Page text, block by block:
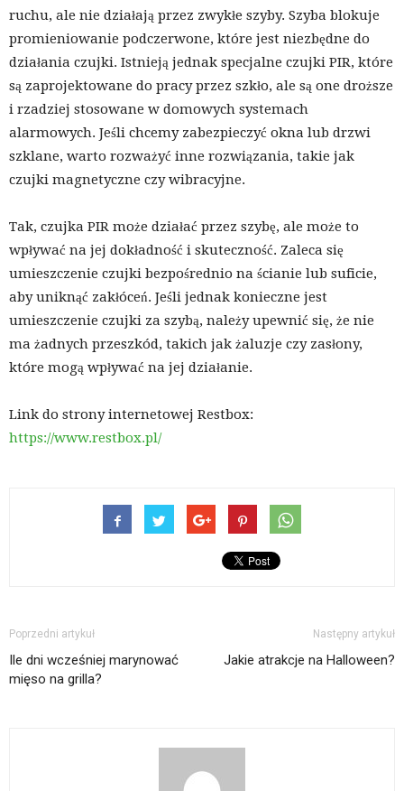
ruchu, ale nie działają przez zwykłe szyby. Szyba blokuje
promieniowanie podczerwone, które jest niezbędne do
działania czujki. Istnieją jednak specjalne czujki PIR, które
są zaprojektowane do pracy przez szkło, ale są one droższe
i rzadziej stosowane w domowych systemach
alarmowych. Jeśli chcemy zabezpieczyć okna lub drzwi
szklane, warto rozważyć inne rozwiązania, takie jak
czujki magnetyczne czy wibracyjne.
Tak, czujka PIR może działać przez szybę, ale może to
wpływać na jej dokładność i skuteczność. Zaleca się
umieszczenie czujki bezpośrednio na ścianie lub suficie,
aby uniknąć zakłóceń. Jeśli jednak konieczne jest
umieszczenie czujki za szybą, należy upewnić się, że nie
ma żadnych przeszkód, takich jak żaluzje czy zasłony,
które mogą wpływać na jej działanie.
Link do strony internetowej Restbox:
https://www.restbox.pl/
Poprzedni artykuł
Ile dni wcześniej marynować
mięso na grilla?
Następny artykuł
Jakie atrakcje na Halloween?